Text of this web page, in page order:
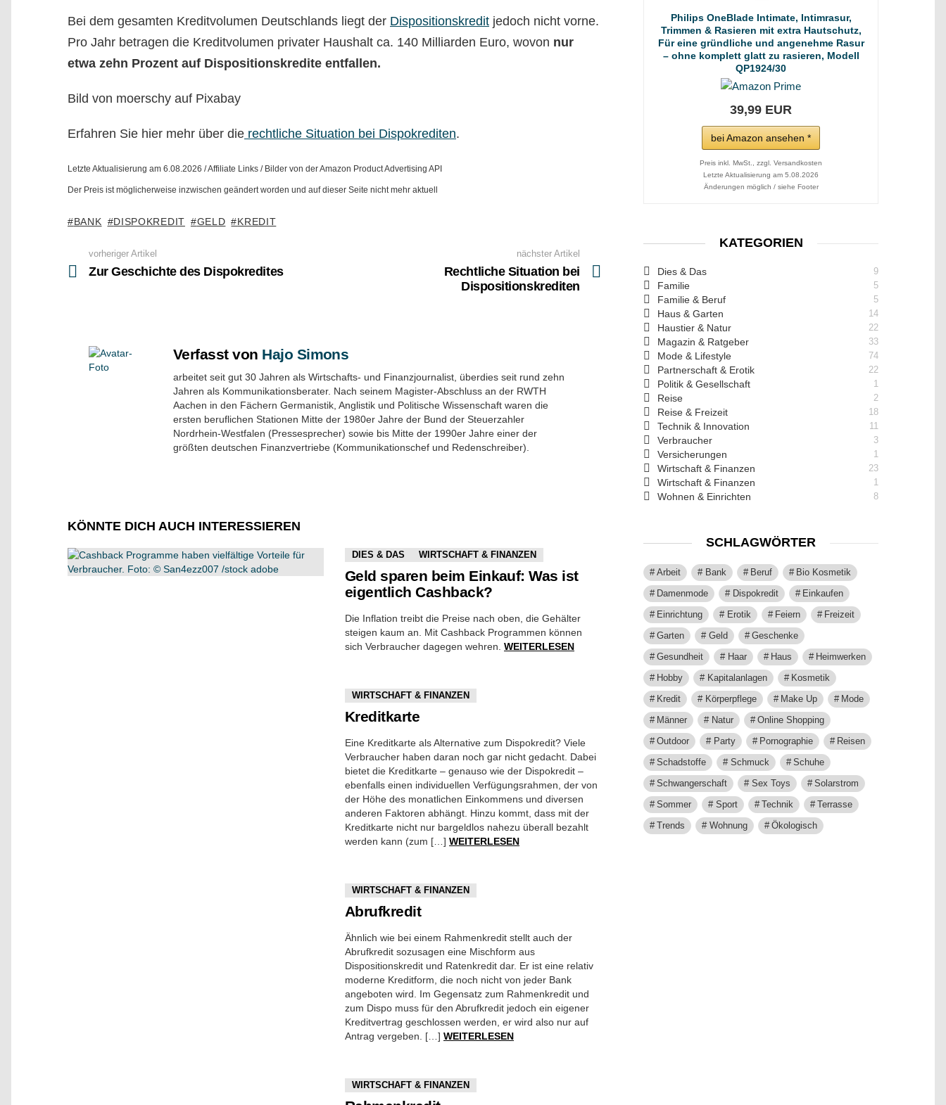
Bei dem gesamten Kreditvolumen Deutschlands liegt der Dispositionskredit jedoch nicht vorne.
Pro Jahr betragen die Kreditvolumen privater Haushalt ca. 140 Milliarden Euro, wovon nur
etwa zehn Prozent auf Dispositionskredite entfallen.
Bild von moerschy auf Pixabay
Erfahren Sie hier mehr über die rechtliche Situation bei Dispokrediten.
Letzte Aktualisierung am 6.08.2026 / Affiliate Links / Bilder von der Amazon Product Advertising API
Der Preis ist möglicherweise inzwischen geändert worden und auf dieser Seite nicht mehr aktuell
BANK DISPOKREDIT GELD KREDIT
more
vorheriger Artikel
Zur Geschichte des Dispokredites
nächster Artikel
Rechtliche Situation bei
Dispositionskrediten
Verfasst von Hajo Simons
arbeitet seit gut 30 Jahren als Wirtschafts- und Finanzjournalist, überdies seit rund zehn
Jahren als Kommunikationsberater. Nach seinem Magister-Abschluss an der RWTH
Aachen in den Fächern Germanistik, Anglistik und Politische Wissenschaft waren die
ersten beruflichen Stationen Mitte der 1980er Jahre der Bund der Steuerzahler
Nordrhein-Westfalen (Pressesprecher) sowie bis Mitte der 1990er Jahre einer der
größten deutschen Finanzvertriebe (Kommunikationschef und Redenschreiber).
KÖNNTE DICH AUCH INTERESSIEREN
DIES & DAS WIRTSCHAFT & FINANZEN
Geld sparen beim Einkauf: Was ist
eigentlich Cashback?
Die Inflation treibt die Preise nach oben, die Gehälter
steigen kaum an. Mit Cashback Programmen können
sich Verbraucher dagegen wehren. WEITERLESEN
WIRTSCHAFT & FINANZEN
Kreditkarte
Eine Kreditkarte als Alternative zum Dispokredit? Viele
Verbraucher haben daran noch gar nicht gedacht. Dabei
bietet die Kreditkarte – genauso wie der Dispokredit –
ebenfalls einen individuellen Verfügungsrahmen, der von
der Höhe des monatlichen Einkommens und diversen
anderen Faktoren abhängt. Hinzu kommt, dass mit der
Kreditkarte nicht nur bargeldlos nahezu überall bezahlt
werden kann (zum […] WEITERLESEN
WIRTSCHAFT & FINANZEN
Abrufkredit
Ähnlich wie bei einem Rahmenkredit stellt auch der
Abrufkredit sozusagen eine Mischform aus
Dispositionskredit und Ratenkredit dar. Er ist eine relativ
moderne Kreditform, die noch nicht von jeder Bank
angeboten wird. Im Gegensatz zum Rahmenkredit und
zum Dispo muss für den Abrufkredit jedoch ein eigener
Kreditvertrag geschlossen werden, er wird also nur auf
Antrag vergeben. […] WEITERLESEN
WIRTSCHAFT & FINANZEN
Philips OneBlade Intimate, Intimrasur,
Trimmen & Rasieren mit extra Hautschutz,
Für eine gründliche und angenehme Rasur
– ohne komplett glatt zu rasieren, Modell
QP1924/30
39,99 EUR
bei Amazon ansehen *
Preis inkl. MwSt., zzgl. Versandkosten
Letzte Aktualisierung am 5.08.2026
Änderungen möglich / siehe Footer
KATEGORIEN
Dies & Das 9
Familie 5
Familie & Beruf 5
Haus & Garten 14
Haustier & Natur 22
Magazin & Ratgeber 33
Mode & Lifestyle 74
Partnerschaft & Erotik 22
Politik & Gesellschaft 1
Reise 2
Reise & Freizeit 18
Technik & Innovation 11
Verbraucher 3
Versicherungen 1
Wirtschaft & Finanzen 23
Wirtschaft & Finanzen 1
Wohnen & Einrichten 8
SCHLAGWÖRTER
Arbeit Bank Beruf
Bio Kosmetik
Damenmode
Dispokredit
Einkaufen
Einrichtung
Erotik Feiern
Freizeit
Garten
Geld
Geschenke
Gesundheit
Haar Haus
Heimwerken
Hobby
Kapitalanlagen
Kosmetik
Kredit
Körperpflege Make Up
Mode
Männer
Natur
Online Shopping
Outdoor
Party Pornographie
Reisen
Schadstoffe
Schmuck
Schuhe
Schwangerschaft
Sex Toys
Solarstrom
Sommer
Sport Technik
Terrasse
Trends
Wohnung Ökologisch